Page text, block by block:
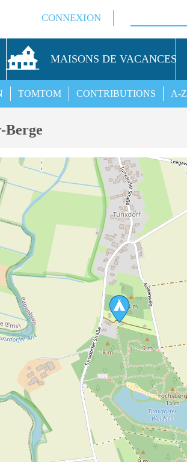
CONNEXION
MAISONS DE VACANCES
A-Z
CONTRIBUTIONS
TOMTOM
Berge